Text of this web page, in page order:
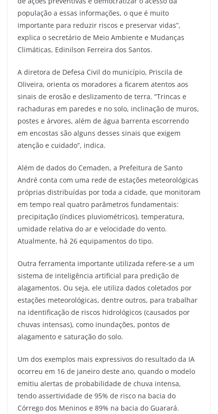
população a essas informações, o que é muito
importante para reduzir riscos e preservar vidas”,
explica o secretário de Meio Ambiente e Mudanças
Climáticas, Edinilson Ferreira dos Santos.
A diretora de Defesa Civil do município, Priscila de
Oliveira, orienta os moradores a ficarem atentos aos
sinais de erosão e deslizamento de terra. “Trincas e
rachaduras em paredes e no solo, inclinação de muros,
postes e árvores, além de água barrenta escorrendo
em encostas são alguns desses sinais que exigem
atenção e cuidado”, indica.
Além de dados do Cemaden, a Prefeitura de Santo
André conta com uma rede de estações meteorológicas
próprias distribuídas por toda a cidade, que monitoram
em tempo real quatro parâmetros fundamentais:
precipitação (índices pluviométricos), temperatura,
umidade relativa do ar e velocidade do vento.
Atualmente, há 26 equipamentos do tipo.
Outra ferramenta importante utilizada refere-se a um
sistema de inteligência artificial para predição de
alagamentos. Ou seja, ele utiliza dados coletados por
estações meteorológicas, dentre outros, para trabalhar
na identificação de riscos hidrológicos (causados por
chuvas intensas), como inundações, pontos de
alagamento e saturação do solo.
Um dos exemplos mais expressivos do resultado da IA
ocorreu em 16 de janeiro deste ano, quando o modelo
emitiu alertas de probabilidade de chuva intensa,
tendo assertividade de 95% de risco na bacia do
Córrego dos Meninos e 89% na bacia do Guarará.